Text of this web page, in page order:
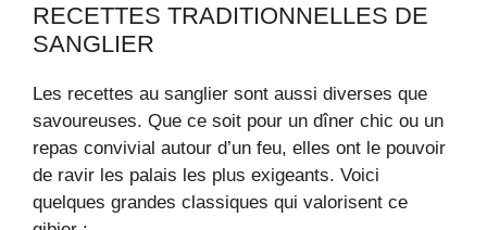
RECETTES TRADITIONNELLES DE
SANGLIER
Les recettes au sanglier sont aussi diverses que
savoureuses. Que ce soit pour un dîner chic ou un
repas convivial autour d’un feu, elles ont le pouvoir
de ravir les palais les plus exigeants. Voici
quelques grandes classiques qui valorisent ce